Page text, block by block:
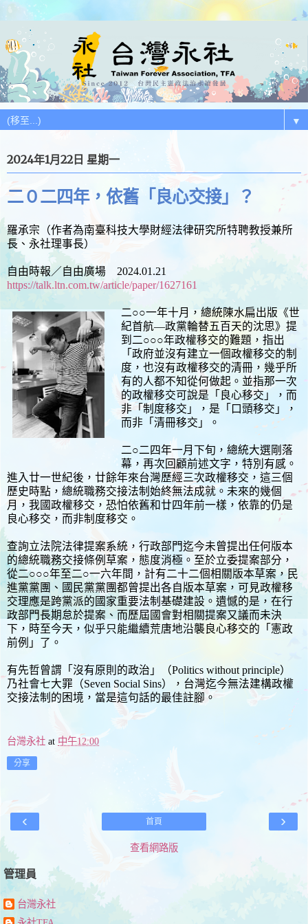
▼
2024年1月22日 星期一
二０二四年，依舊「良心交接」？
羅承宗（作者為南臺科技大學財經法律研究所特聘教授兼所
長、永社理事長）
自由時報／自由廣場 2024.01.21
https://talk.ltn.com.tw/article/paper/1627161
二○○一年十月，總統陳水扁出版《世
紀首航—政黨輪替五百天的沈思》提
到二○○○年政權移交的難題，指出
「政府並沒有建立一個政權移交的制
度，也沒有政權移交的清冊，幾乎所
有的人都不知從何做起。並指那一次
的政權移交可說是「良心移交」，而
非「制度移交」，是「口頭移交」，
而非「清冊移交」。
二○二四年一月下旬，總統大選剛落
幕，再次回顧前述文字，特別有感。
進入廿一世紀後，廿餘年來台灣歷經三次政權移交，這三個
歷史 時點，總統職務交接法制始終無法成就。未來的幾個
月，我國政權移交，恐怕依舊和廿四年前一樣，依靠的仍是
良心移交，而非制度移交。
查詢立法院法律提案系統，行政部門迄今未曾提出任何版本
的總統職務交接條例草案，態度消極。至於立委提案部分，
從二○○○年至二○一六年間，計有二十二個相關版本草案，民
進黨黨團、國民黨黨團都曾提出各自版本草案，可見政權移
交理應是跨黨派的國家重要法制基礎建設。遺憾的是，在行
政部門長期怠於提案、而歷屆國會對相關提案又議而未決
下，時至今天，似乎只能繼續荒唐地沿襲良心移交的「憲政
前例」了。
有先哲曾謂「沒有原則的政治」（Politics without principle）
乃社會七大罪（Seven Social Sins），台灣迄今無法建構政權
交接法制的困境，當是這句話的最佳註腳。
台灣永社 at 中午12:00
分享
‹ ›
首頁
查看網路版
管理員
台灣永社